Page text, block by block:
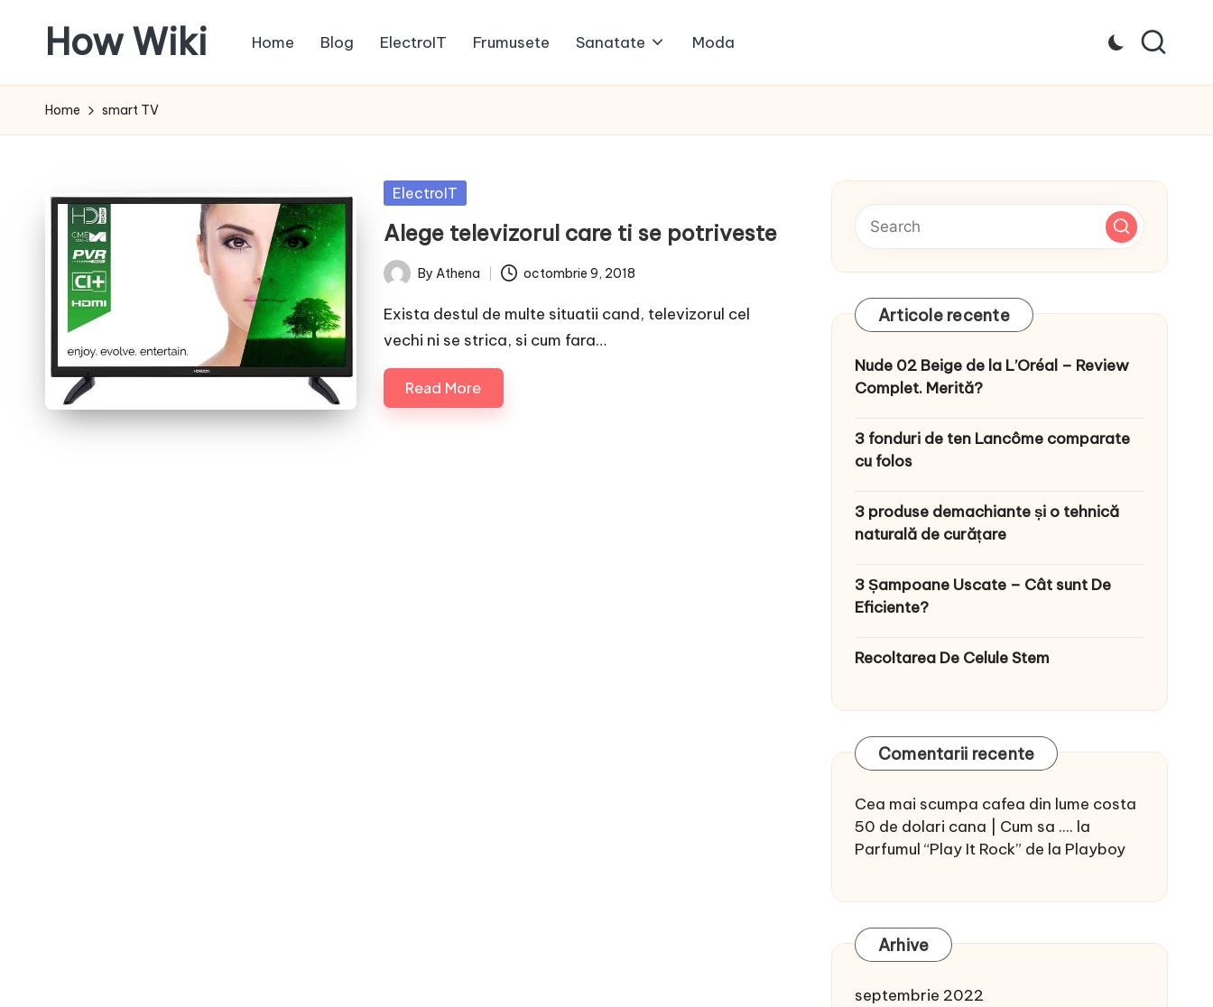
content
How Wiki
este
pentru
Home Blog ElectroIT Frumusete Sanatate Moda
Home smart TV
Posted
ElectroIT
Alege televizorul care ti se potriveste
Posted
by
By Athena octombrie 9, 2018
Exista destul de multe situatii cand, televizorul cel
vechi ni se strica, si cum fara…
Read More
Articole recente
Nude 02 Beige de la L’Oréal – Review
Complet. Merită?
3 fonduri de ten Lancôme comparate
cu folos
3 produse demachiante și o tehnică
naturală de curățare
3 Șampoane Uscate – Cât sunt De
Eficiente?
Recoltarea De Celule Stem
Comentarii recente
Cea mai scumpa cafea din lume costa
50 de dolari cana | Cum sa .... la
Parfumul “Play It Rock” de la Playboy
Arhive
septembrie 2022